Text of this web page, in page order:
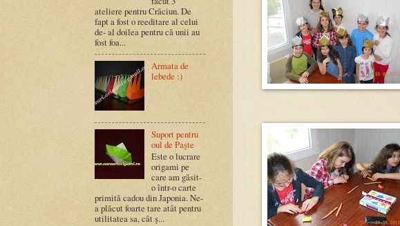
ateliere pentru Crăciun. De
fapt a fost o reeditare al celui
de- al doilea pentru că unii au
fost foa...
Armata de
lebede :)
Suport pentru
oul de Paște
Este o lucrare
origami pe
care am găsit-
o într-o carte
primită cadou din Japonia. Ne-
a plăcut foarte tare atât pentru
utilitatea sa, cât ș...